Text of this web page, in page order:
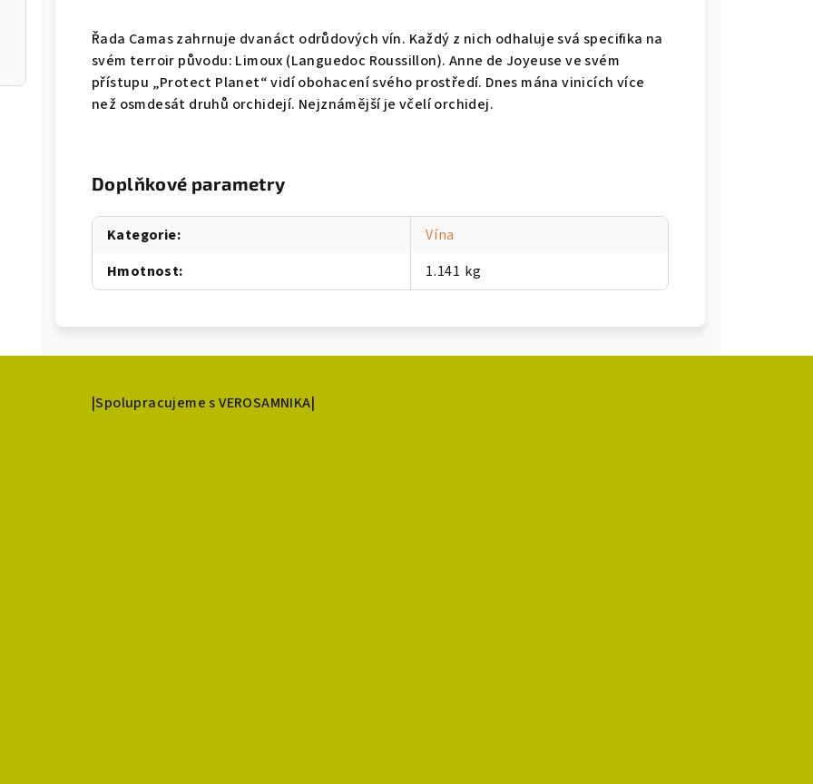
Řada Camas zahrnuje dvanáct odrůdových vín. Každý z nich odhaluje svá specifika na
svém terroir původu: Limoux (Languedoc Roussillon). Anne de Joyeuse ve svém
přístupu „Protect Planet“ vidí obohacení svého prostředí. Dnes mána vinicích více
než osmdesát druhů orchidejí. Nejznámější je včelí orchidej.
Doplňkové parametry
Kategorie:
Vína
Hmotnost: 1.141 kg
|Spolupracujeme s VEROSAMNIKA|